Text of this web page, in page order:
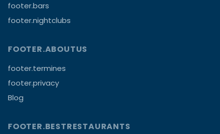
footer.bars
footer.nightclubs
FOOTER.ABOUTUS
footer.termines
footer.privacy
Blog
FOOTER.BESTRESTAURANTS